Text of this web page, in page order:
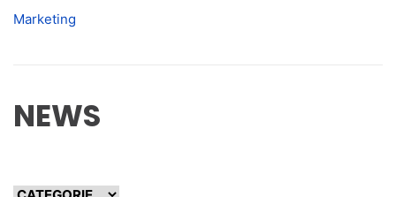
Marketing
NEWS